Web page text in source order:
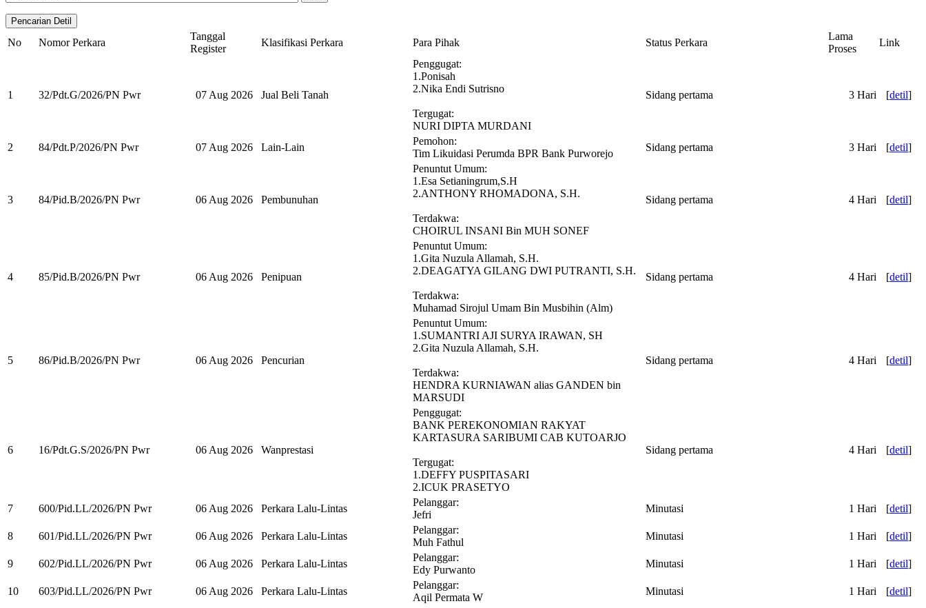
No Nomor Perkara
Tanggal
Register
Klasifikasi Perkara Para Pihak Status Perkara
Lama
Proses
Link
1 32/Pdt.G/2026/PN Pwr 07 Aug 2026 Jual Beli Tanah
Penggugat:
1.Ponisah
2.Nika Endi Sutrisno
Tergugat:
NURI DIPTA MURDANI
Sidang pertama 3 Hari [detil]
2 84/Pdt.P/2026/PN Pwr 07 Aug 2026 Lain-Lain
Pemohon:
Tim Likuidasi Perumda BPR Bank Purworejo
Sidang pertama 3 Hari [detil]
3 84/Pid.B/2026/PN Pwr 06 Aug 2026 Pembunuhan
Penuntut Umum:
1.Esa Setianingrum,S.H
2.ANTHONY RHOMADONA, S.H.
Terdakwa:
CHOIRUL INSANI Bin MUH SONEF
Sidang pertama 4 Hari [detil]
4 85/Pid.B/2026/PN Pwr 06 Aug 2026 Penipuan
Penuntut Umum:
1.Gita Nuzula Allamah, S.H.
2.DEAGATYA GILANG DWI PUTRANTI, S.H.
Terdakwa:
Muhamad Sirojul Umam Bin Musbihin (Alm)
Sidang pertama 4 Hari [detil]
5 86/Pid.B/2026/PN Pwr 06 Aug 2026 Pencurian
Penuntut Umum:
1.SUMANTRI AJI SURYA IRAWAN, SH
2.Gita Nuzula Allamah, S.H.
Terdakwa:
HENDRA KURNIAWAN alias GANDEN bin
MARSUDI
Sidang pertama 4 Hari [detil]
6 16/Pdt.G.S/2026/PN Pwr 06 Aug 2026 Wanprestasi
Penggugat:
BANK PEREKONOMIAN RAKYAT
KARTASURA SARIBUMI CAB KUTOARJO
Tergugat:
1.DEFFY PUSPITASARI
2.ICUK PRASETYO
Sidang pertama 4 Hari [detil]
7 600/Pid.LL/2026/PN Pwr 06 Aug 2026 Perkara Lalu-Lintas
Pelanggar:
Jefri
Minutasi 1 Hari [detil]
8 601/Pid.LL/2026/PN Pwr 06 Aug 2026 Perkara Lalu-Lintas
Pelanggar:
Muh Fathul
Minutasi 1 Hari [detil]
9 602/Pid.LL/2026/PN Pwr 06 Aug 2026 Perkara Lalu-Lintas
Pelanggar:
Edy Purwanto
Minutasi 1 Hari [detil]
10 603/Pid.LL/2026/PN Pwr 06 Aug 2026 Perkara Lalu-Lintas
Pelanggar:
Aqil Permata W
Minutasi 1 Hari [detil]